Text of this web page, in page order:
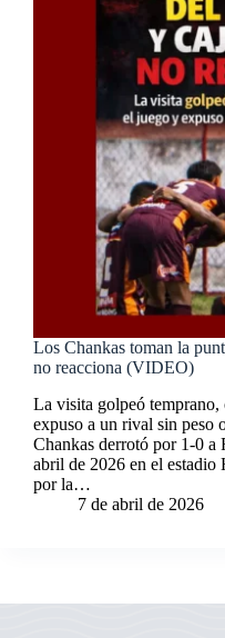
Los Chankas toman la
no reacciona (VIDEO)
La visita golpeó
expuso a un rival sin peso
Chankas derrotó por 1-0 a
abril de 2026 en el estadio
por la…
7 de abril de 2026